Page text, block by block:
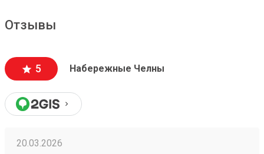
Отзывы
5 Набережные Челны
20.03.2026